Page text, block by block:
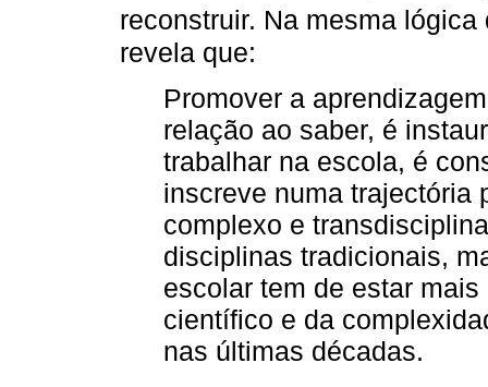
reconstruir. Na mesma
revela que:
Promover a
relação ao saber, é
trabalhar na escola, é
inscreve numa trajectória
complexo e
disciplinas tradicionais,
escolar tem de estar
científico e da
nas últimas décadas.